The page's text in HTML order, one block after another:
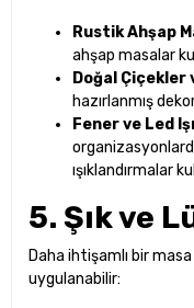
Rustik Ahşap
ahşap masalar
Doğal Çiçekler
hazırlanmış
Fener ve Led
ışıklandırmalar
5. Şık ve
Daha ihtişamlı bir
uygulanabilir: